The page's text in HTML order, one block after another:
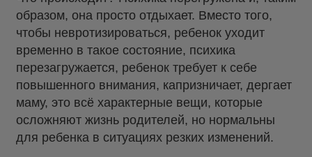
образом, она просто отдыхает. Вместо того,
чтобы невротизироваться, ребенок уходит
временно в такое состояние, психика
перезагружается, ребенок требует к себе
повышенного внимания, капризничает, дергает
маму, это всё характерные вещи, которые
осложняют жизнь родителей, но нормальны
для ребенка в ситуациях резких изменений.